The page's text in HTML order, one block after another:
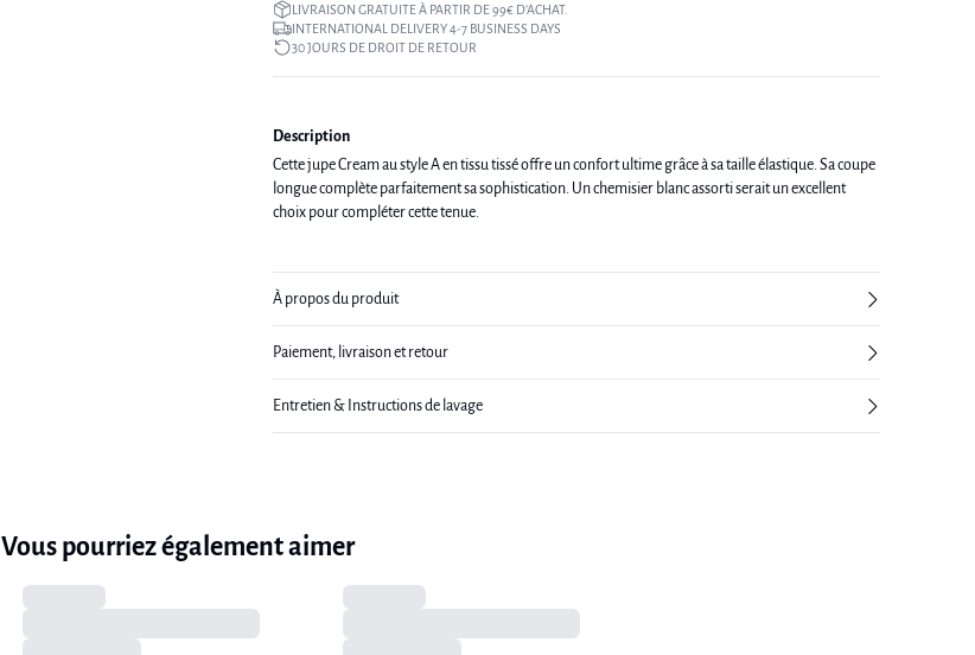
LIVRAISON GRATUITE À PARTIR DE 99€ D’ACHAT.
INTERNATIONAL DELIVERY 4-7 BUSINESS DAYS
30 JOURS DE DROIT DE RETOUR
Description
Cette jupe Cream au style A en tissu tissé offre un confort ultime grâce à sa taille élastique. Sa coupe
longue complète parfaitement sa sophistication. Un chemisier blanc assorti serait un excellent
choix pour compléter cette tenue.
À propos du produit
Paiement, livraison et retour
Entretien & Instructions de lavage
Vous pourriez également aimer